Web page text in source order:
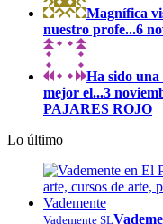
Magnífica
nuestro profe...6
Ha sido
mejor el...3
PAJARES ROJO
Lo último
Vademente SL